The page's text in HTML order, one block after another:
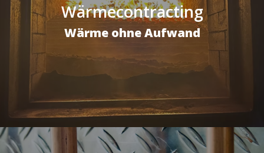
Wärmecontracting
Wärme ohne Aufwand